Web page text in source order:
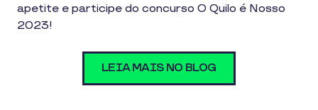
apetite e participe do concurso O Quilo é Nosso
2023!
LEIA MAIS NO BLOG